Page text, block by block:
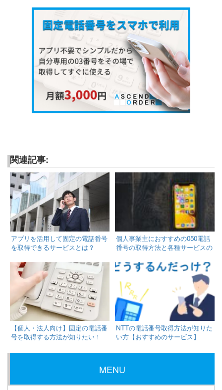
関連記事:
アプリを活用して固定の電話番号
を取得できるサービスとは？
個人事業主におすすめの050電話
番号の取得方法と各種サービスの
【個人・法人向け】固定の電話番
号を取得する方法が知りたい！
NTTの電話番号取得方法が知りた
い方【おすすめのサービス】
MENU